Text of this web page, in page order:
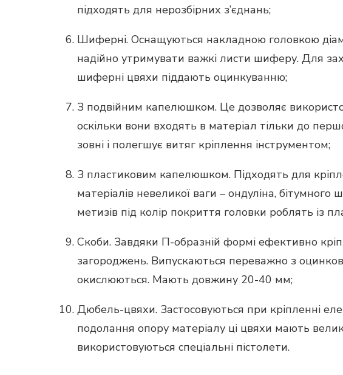
підходять для нерозбірних з’єднань;
Шиферні. Оснащуються накладною головкою
надійно утримувати важкі листи шиферу. Для
шиферні цвяхи піддають оцинкуванню;
З подвійним капелюшком. Це дозволяє
оскільки вони входять в матеріал тільки до
зовні і полегшує витяг кріплення інструментом;
З пластиковим капелюшком. Підходять для
матеріалів невеликої ваги – ондуліна,
метизів під колір покриття головки роблять із
Скоби. Завдяки П-образній формі ефективно
загороджень. Випускаються переважно з
окислюються. Мають довжину 20-40 мм;
Дюбель-цвяхи. Застосовуються при кріпленні
подолання опору матеріалу ці цвяхи мають
використовуються спеціальні пістолети.